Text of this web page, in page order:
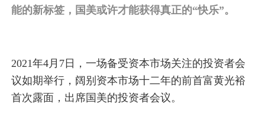
能的新标签，国美或许才能获得真正的“快乐”。
2021年4月7日，一场备受资本市场关注的投资者会
议如期举行，阔别资本市场十二年的前首富黄光裕
首次露面，出席国美的投资者会议。